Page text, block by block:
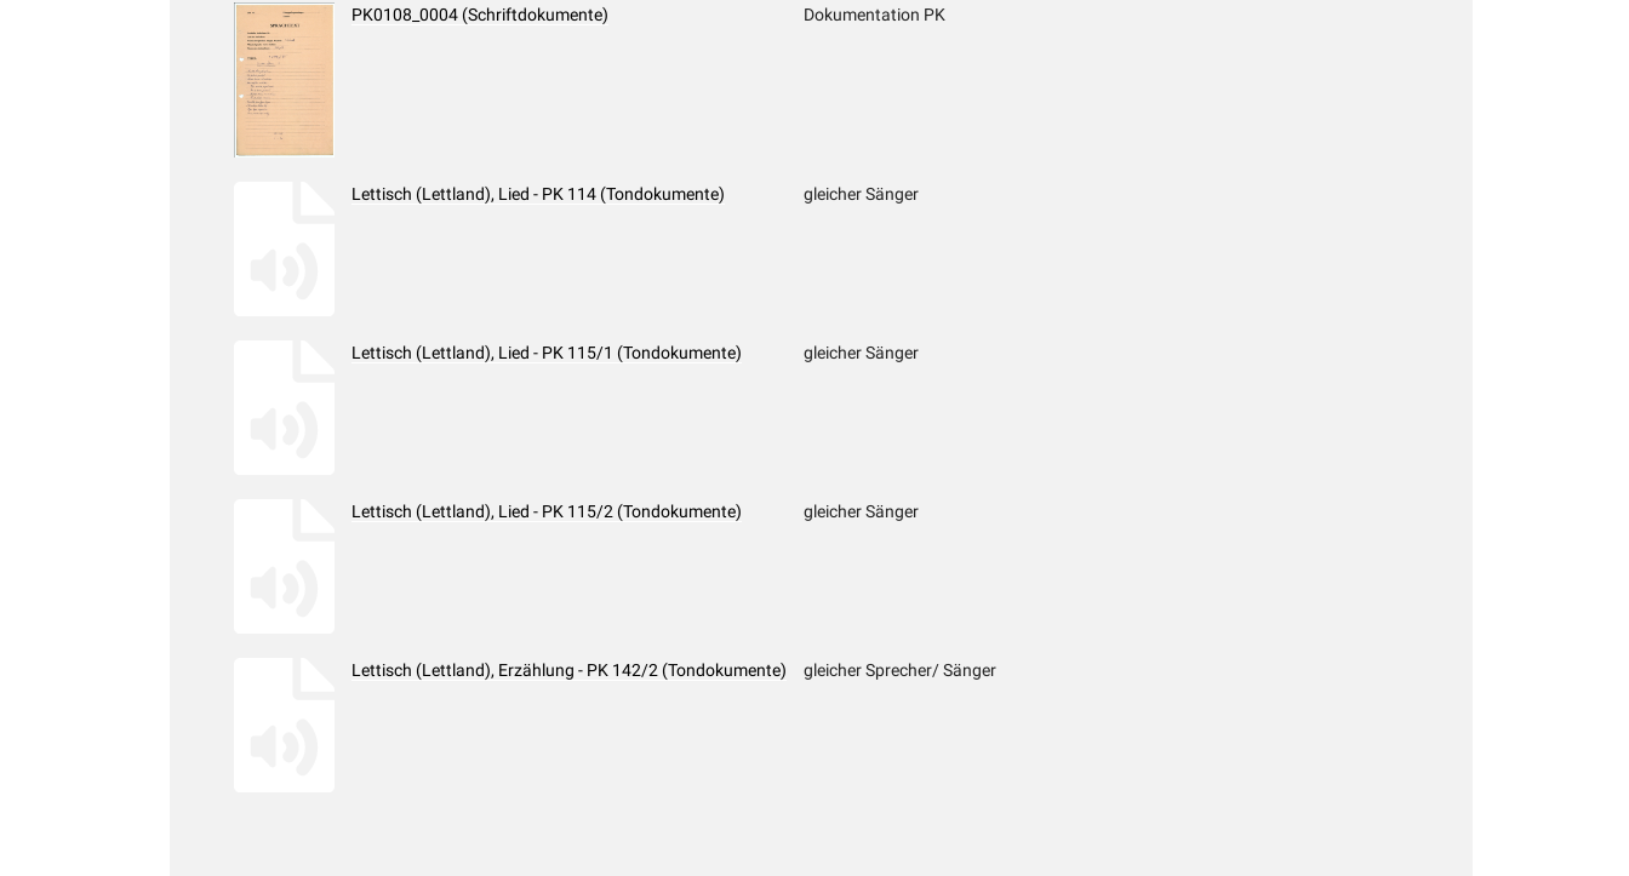
PK0108_0004 (Schriftdokumente) Dokumentation PK
Lettisch (Lettland), Lied - PK 114 (Tondokumente) gleicher Sänger
Lettisch (Lettland), Lied - PK 115/1 (Tondokumente) gleicher Sänger
Lettisch (Lettland), Lied - PK 115/2 (Tondokumente) gleicher Sänger
Lettisch (Lettland), Erzählung - PK 142/2 (Tondokumente) gleicher Sprecher/ Sänger